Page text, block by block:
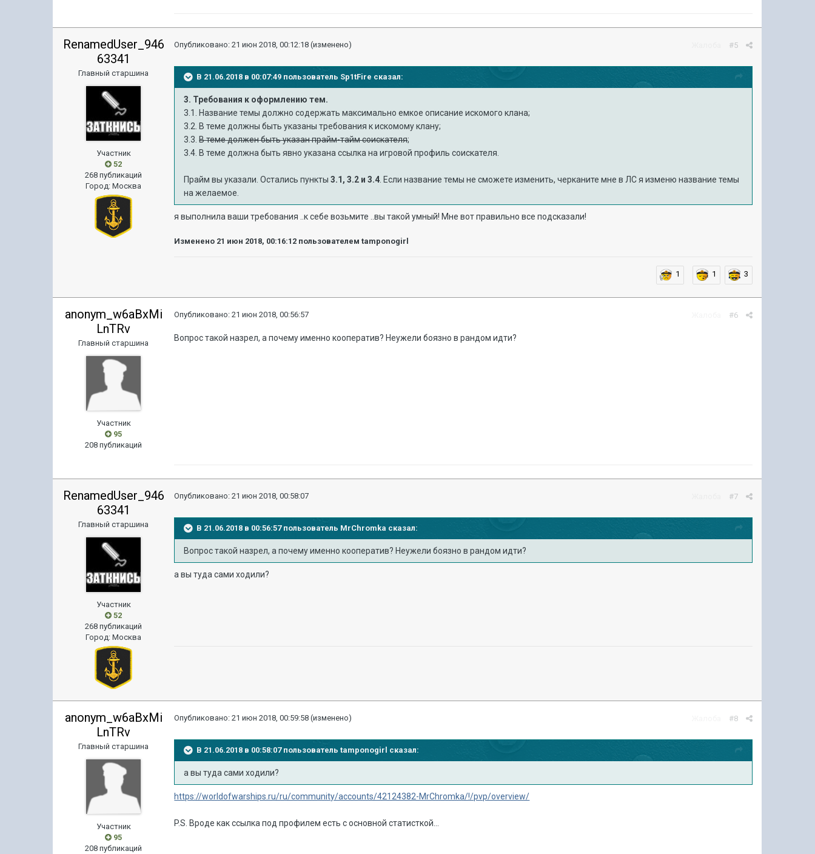
RenamedUser_946
63341
Главный старшина
Участник
52
268 публикаций
Город:Москва
#5
Опубликовано:21 июн 2018, 00:12:18 (изменено)
В 21.06.2018 в 00:07:49 пользователь Sp1tFire сказал:
3. Требования к оформлению тем.
3.1. Название темы должно содержать максимально емкое описание искомого клана;
3.2. В теме должны быть указаны требования к искомому клану;
3.3.В теме должен быть указан прайм-тайм соискателя;
3.4. В теме должна быть явно указана ссылка на игровой профиль соискателя.
Прайм вы указали. Остались пункты3.1, 3.2 и 3.4 . Если название темы не сможете изменить, черканите мне в ЛС я изменю название темы
на желаемое.
я выполнила ваши требования ..к себе возьмите ..вы такой умный! Мне вот правильно все подсказали!
Изменено 21 июн 2018, 00:16:12 пользователем tamponogirl
1 1 3
anonym_w6aBxMi
LnTRv
Главный старшина
Участник
95
208 публикаций
#6
Опубликовано:21 июн 2018, 00:56:57
Вопрос такой назрел, а почему именно кооператив? Неужели боязно в рандом идти?
RenamedUser_946
63341
Главный старшина
Участник
52
268 публикаций
Город:Москва
#7
Опубликовано:21 июн 2018, 00:58:07
В 21.06.2018 в 00:56:57 пользователь MrChromka сказал:
Вопрос такой назрел, а почему именно кооператив? Неужели боязно в рандом идти?
а вы туда сами ходили?
anonym_w6aBxMi
LnTRv
Главный старшина
Участник
95
208 публикаций
#8
Опубликовано:21 июн 2018, 00:59:58 (изменено)
В 21.06.2018 в 00:58:07 пользовательtamponogirl сказал:
а вы туда сами ходили?
https://worldofwarships.ru/ru/community/accounts/42124382-MrChromka/!/pvp/overview/
P.S. Вроде как ссылка под профилем есть с основной статисткой...